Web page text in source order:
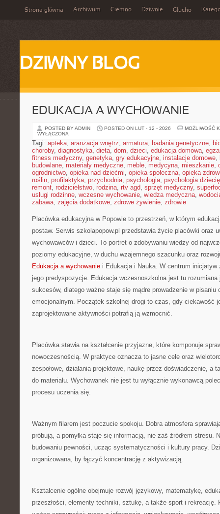
Strona główna Archiwum Ciemno Dziwnie Głucho
DZIWNY BLOG
EDUKACJA A WYCHOWANIE
POSTED BY ADMIN POSTED ON LUT - 12 - 2026
MOŻLIWOŚĆ
WYŁĄCZONA
Tagi: apteka, aranżacja wnętrz, armatura, badania genetyczne,
choroby, diagnostyka, dieta, dom, dzieci, edukacja domowa,
fitness medyczny, genetyka, gry edukacyjne, instalacje domowe,
budowlane, materiały medyczne, meble, medycyna, mieszkanie,
ogrodnictwo, opieka nad dziećmi, opieka społeczna, opieka
roślin, profilaktyka, przychodnia, psychologia, psychologia
remont, rodzicielstwo, rodzina, rtv agd, sprzęt medyczny,
usługi rodzinne, wczesne wychowanie, wiedza medyczna,
zabawa, zajęcia dodatkowe, zdrowe żywienie, zdrowie
Placówka edukacyjna w Popowie to przestrzeń, w którym
postaw. Serwis szkolapopow.pl przedstawia życie placówki oraz
wychowawców i dzieci. To portret o zdobywaniu wiedzy od
poziomy edukacyjne, w duchu wzajemnego szacunku oraz
Edukacja a wychowanie i Edukacja i Nauka. W centrum
jego predyspozycje. Edukacja wczesnoszkolna jest tu
sukcesów, dlatego ważne staje się mądre prowadzenie w pisaniu
emocjonalnym. Początek szkolnej drogi to czas, gdy ciekawość
zaprojektowane aktywności potrafią ją wzmocnić.
Placówka stawia na kształcenie przyjazne, które komponuje
nowoczesnością. W praktyce oznacza to jasne cele oraz
zespołowe, działania projektowe, naukę przez doświadczenie, a
do materiału. Wychowanek nie jest tu wyłącznie wykonawcą
procesu uczenia się.
Ważnym filarem jest poczucie spokoju. Dobra atmosfera
próbują, a pomyłka staje się informacją, nie zaś źródłem stresu.
budowaniu pewności, ucząc systematyczności i kultury pracy.
organizowana, by łączyć koncentrację z aktywizacją.
Kształcenie ogólne obejmuje rozwój językowy, matematykę,
przeszłości, elementy techniki, sztukę, a także sport i rekreację.